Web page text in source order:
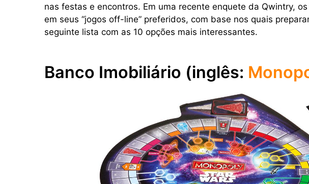
nas festas e encontros. Em uma recente enquete da Qwintry,
em seus “jogos off-line” preferidos, com base nos quais
seguinte lista com as 10 opções mais interessantes.
Banco Imobiliário (inglês: